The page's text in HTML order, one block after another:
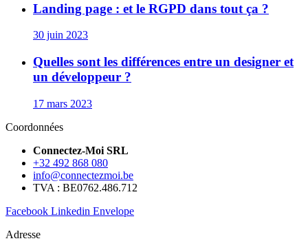
Landing page : et le RGPD dans tout ça ?
30 juin 2023
Quelles sont les différences entre un designer et
un développeur ?
17 mars 2023
Coordonnées
Connectez-Moi SRL
+32 492 868 080
info@connectezmoi.be
TVA : BE0762.486.712
Facebook Linkedin Envelope
Adresse